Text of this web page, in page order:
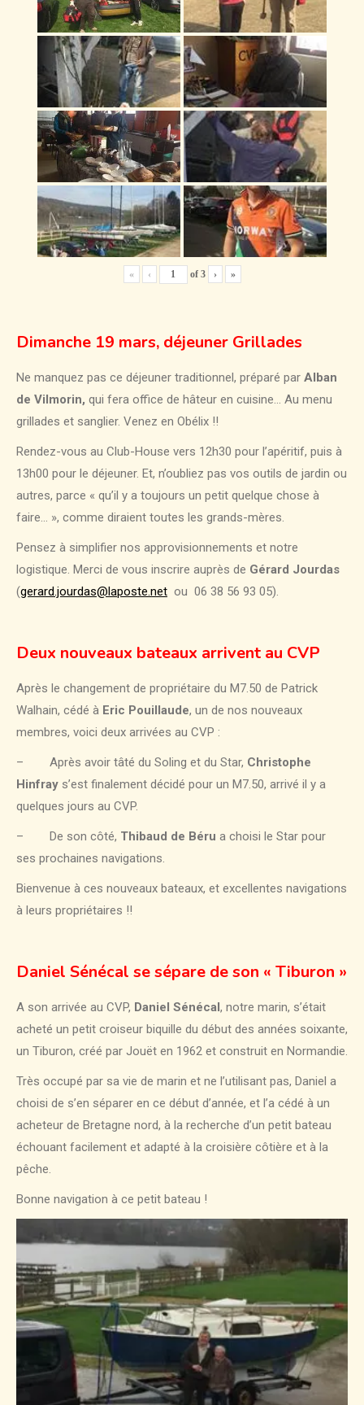
« ‹ of 3 › »
Dimanche 19 mars, déjeuner Grillades
Ne manquez pas ce déjeuner traditionnel, préparé par Alban
de Vilmorin, qui fera office de hâteur en cuisine… Au menu
grillades et sanglier. Venez en Obélix !!
Rendez-vous au Club-House vers 12h30 pour l’apéritif, puis à
13h00 pour le déjeuner. Et, n’oubliez pas vos outils de jardin ou
autres, parce « qu’il y a toujours un petit quelque chose à
faire… », comme diraient toutes les grands-mères.
Pensez à simplifier nos approvisionnements et notre
logistique. Merci de vous inscrire auprès de Gérard Jourdas
(gerard.jourdas@laposte.net ou 06 38 56 93 05).
Deux nouveaux bateaux arrivent au CVP
Après le changement de propriétaire du M7.50 de Patrick
Walhain, cédé à Eric Pouillaude, un de nos nouveaux
membres, voici deux arrivées au CVP :
– Après avoir tâté du Soling et du Star, Christophe
Hinfray s’est finalement décidé pour un M7.50, arrivé il y a
quelques jours au CVP.
– De son côté, Thibaud de Béru a choisi le Star pour
ses prochaines navigations.
Bienvenue à ces nouveaux bateaux, et excellentes navigations
à leurs propriétaires !!
Daniel Sénécal se sépare de son « Tiburon »
A son arrivée au CVP, Daniel Sénécal, notre marin, s’était
acheté un petit croiseur biquille du début des années soixante,
un Tiburon, créé par Jouët en 1962 et construit en Normandie.
Très occupé par sa vie de marin et ne l’utilisant pas, Daniel a
choisi de s’en séparer en ce début d’année, et l’a cédé à un
acheteur de Bretagne nord, à la recherche d’un petit bateau
échouant facilement et adapté à la croisière côtière et à la
pêche.
Bonne navigation à ce petit bateau !